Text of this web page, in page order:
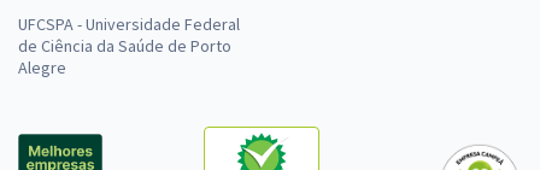
UFCSPA - Universidade Federal
de Ciência da Saúde de Porto
Alegre